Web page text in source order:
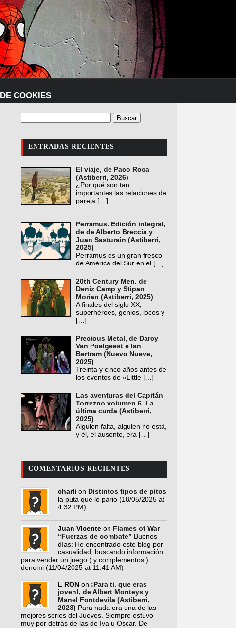
COOKIES
ENTRADAS RECIENTES
El viaje, de Paco Roca
(Astiberri, 2026)
¿Por qué son tan
importantes las relaciones de
pareja […]
Perramus. Edición integral,
de de Alberto Breccia y
Juan Sasturain (Astiberri,
2025)
Perramus es un gran fresco
de América del Sur en el […]
20th Century Men, de
Deniz Camp y Stipan
Morian (Astiberri, 2025)
A finales del siglo XX,
superhéroes, genios, locos y
[…]
Precious Metal, de Darcy
Van Poelgeest e Ian
Bertram (Nuevo Nueve,
2025)
Treinta y cinco años antes de
los eventos de «Little […]
Las aventuras del Capitán
Torrezno volumen 6. La
última curda (Astiberri,
2025)
Alguien falta, alguien no está,
y él, el ausente, era […]
COMENTARIOS RECIENTES
charli on Distintos tipos de pitos
la puta que lo pario (18/05/2025 at
4:32 PM)
Juan Vicente on Flames of War
“Fuerzas de combate” Buenos
días: He encontrado este blog por
casualidad, buscando información
para vender un juego ( y complementos )
denomi (11/04/2025 at 11:41 AM)
L RON on ¡Para ti, que eras
joven!, de Albert Monteys y
Manel Fontdevila (Astiberri,
2023) Para nada era una de las
mejores series del Jueves. Siempre estuvo
muy por detrás de las de Iva u Oscar. De